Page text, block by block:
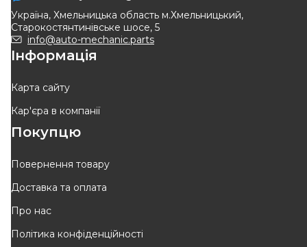
Renault Master II + Opel
Movano A 98->10
Код: 41.0224.1
518 грн
441 грн
КУПИТИ
Забрати
Kubistar 97->08
LPR
Україна, Хмельницька область м.Хмельницький,
Старокостянтинівське шосе, 5
info@auto-mechanic.parts
Інформація
Карта сайту
Кар'єра в компанії
Покупцю
Повернення товару
Доставка та оплата
Про нас
Політика конфіденційності